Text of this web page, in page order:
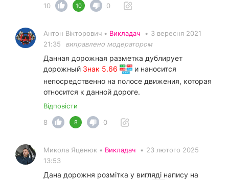
10
10 0
Антон Вікторович • Викладач • 3 вересня 2021
21:35
виправлено модератором
Данная дорожная разметка дублирует
дорожный Знак 5.66
и наносится
непосредственно на полосе движения, которая
относится к данной дороге.
Відповісти
8
8 0
Микола Яценюк • Викладач • 23 лютого 2025
13:53
Дана дорожня розмітка у вигляді напису на